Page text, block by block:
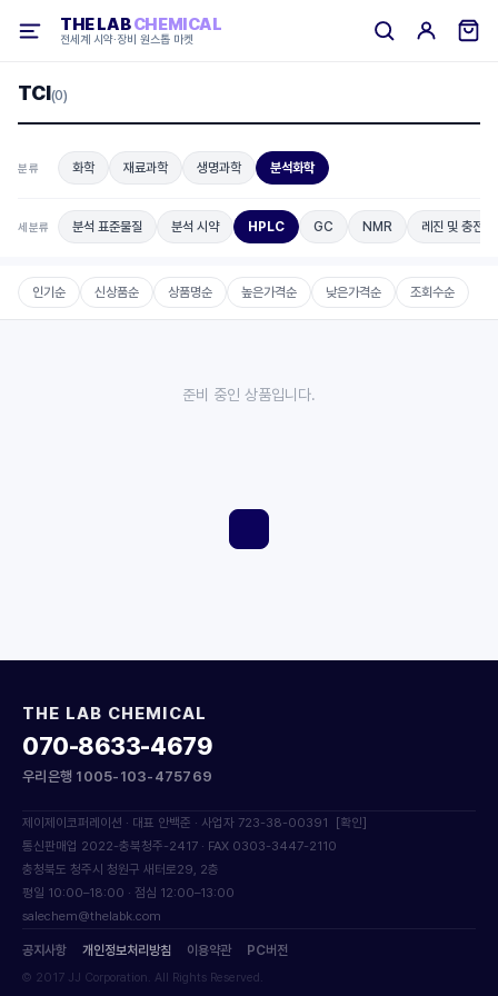
THE LABCHEMICAL
전세계 시약·장비 원스톱 마켓
TCI(0)
분류 화학 재료과학 생명과학 분석화학
세분류 분석 표준물질 분석 시약 HPLC GC NMR 레진 및 충전제
인기순 신상품순 상품명순 높은가격순 낮은가격순 조회수순
준비 중인 상품입니다.
THE LAB CHEMICAL
070-8633-4679
우리은행 1005-103-475769
제이제이코퍼레이션 · 대표 안백준 · 사업자 723-38-00391
[확인]
통신판매업 2022-충북청주-2417 · FAX 0303-3447-2110
충청북도 청주시 청원구 새터로29, 2층
평일 10:00–18:00 · 점심 12:00–13:00
salechem@thelabk.com
공지사항 개인정보처리방침 이용약관 PC버전
© 2017 JJ Corporation. All Rights Reserved.